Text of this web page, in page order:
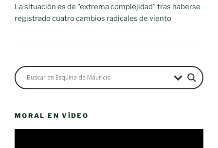
La situación es de "extrema complejidad" tras haberse
registrado cuatro cambios radicales de viento
MORAL EN VÍDEO